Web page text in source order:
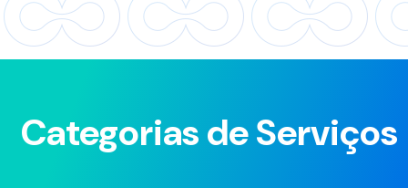
Categorias de Serviços